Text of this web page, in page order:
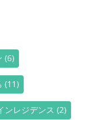
(6)
(11)
ンレジデンス (2)